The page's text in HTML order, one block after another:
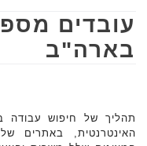
עובדים
בארה"ב
תהליך של חיפוש
האינטרנטית, באתרים